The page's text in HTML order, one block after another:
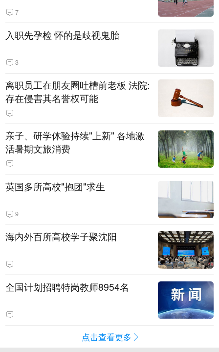
7
入职先孕检 怀的是歧视鬼胎
3
离职员工在朋友圈吐槽前老板 法院:
存在侵害其名誉权可能
亲子、研学体验持续"上新" 各地激
活暑期文旅消费
英国多所高校"抱团"求生
9
海内外百所高校学子聚沈阳
全国计划招聘特岗教师8954名
点击查看更多